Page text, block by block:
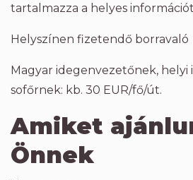
tartalmazza a helyes
Helyszínen fizetendő borravaló
Magyar idegenvezetőnek,
sofőrnek: kb. 30 EUR/fő/út.
Amiket
Önnek